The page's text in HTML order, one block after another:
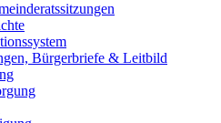
Bürgerbriefe & Leitbild